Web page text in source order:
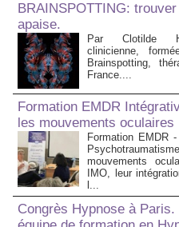
BRAINSPOTTING:
apaise.
Par Clotilde
clinicienne,
Brainspotting,
France....
Formation EMDR
les mouvements oculaires
Formation EMDR
mouvements
IMO, leur
l...
Congrès Hypnose à